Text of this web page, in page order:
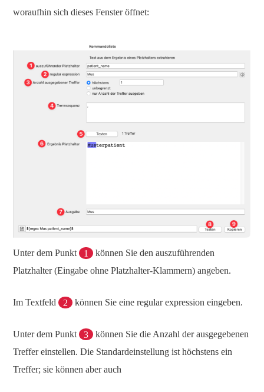
woraufhin sich dieses Fenster öffnet:
Unter dem Punkt 1
können Sie den auszuführenden
Platzhalter (Eingabe ohne Platzhalter-Klammern) angeben.
Im Textfeld 2 können Sie eine regular expression eingeben.
Unter dem Punkt 3
können Sie die Anzahl der ausgegebenen
Treffer einstellen. Die Standardeinstellung ist höchstens ein
Treffer; sie können aber auch